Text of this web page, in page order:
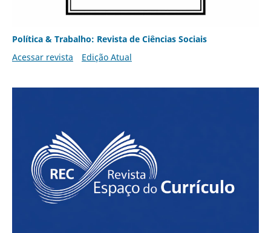
Política & Trabalho: Revista de Ciências Sociais
Acessar revista
Edição Atual